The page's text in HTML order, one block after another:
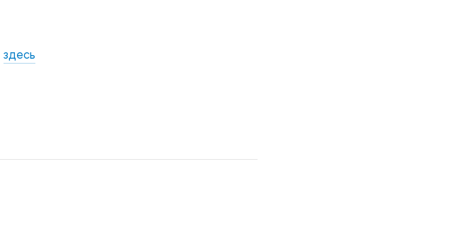
здесь